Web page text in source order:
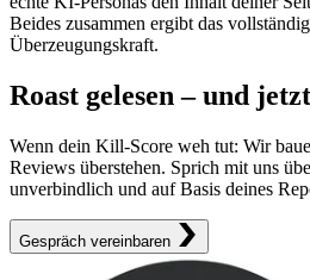
Beides zusammen ergibt das
Überzeugungskraft.
Roast gelesen – und
Wenn dein Kill-Score weh tut: Wir
Reviews überstehen. Sprich mit uns
unverbindlich und auf Basis deines
Gespräch vereinbaren